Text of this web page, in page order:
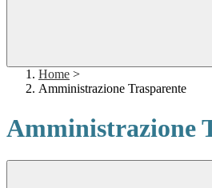
Home >
Amministrazione Trasparente
Amministrazione